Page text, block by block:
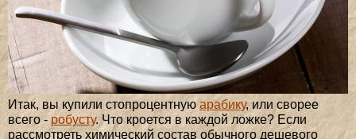
Итак, вы купили стопроцентную арабику, или сворее
всего - робусту. Что кроется в каждой ложке? Если
рассмотреть химический состав обычного дешевого